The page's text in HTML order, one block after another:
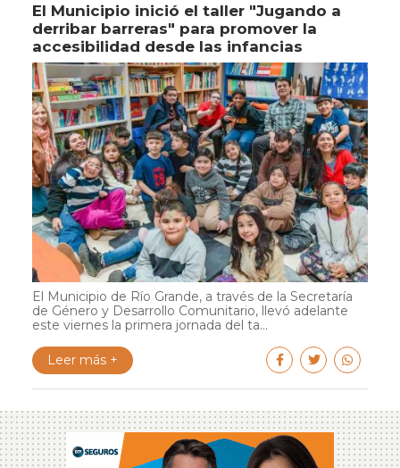
El Municipio inició el taller "Jugando a
derribar barreras" para promover la
accesibilidad desde las infancias
El Municipio de Río Grande, a través de la Secretaría
de Género y Desarrollo Comunitario, llevó adelante
este viernes la primera jornada del ta...
Leer más +